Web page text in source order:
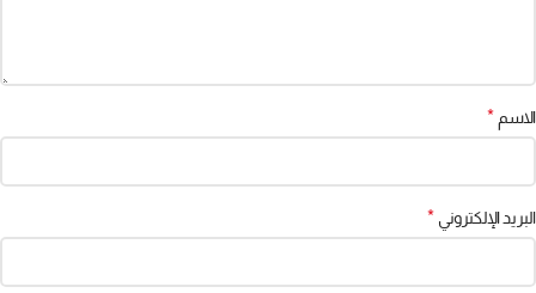
الاسم *
البريد الإلكتروني *